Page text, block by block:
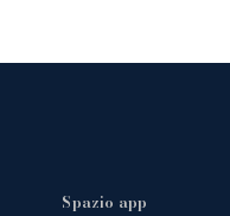
Spazio app